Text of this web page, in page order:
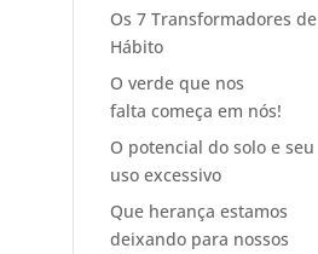
Os 7 Transformadores de
Hábito
O verde que nos
falta começa em nós!
O potencial do solo e seu
uso excessivo
Que herança estamos
deixando para nossos